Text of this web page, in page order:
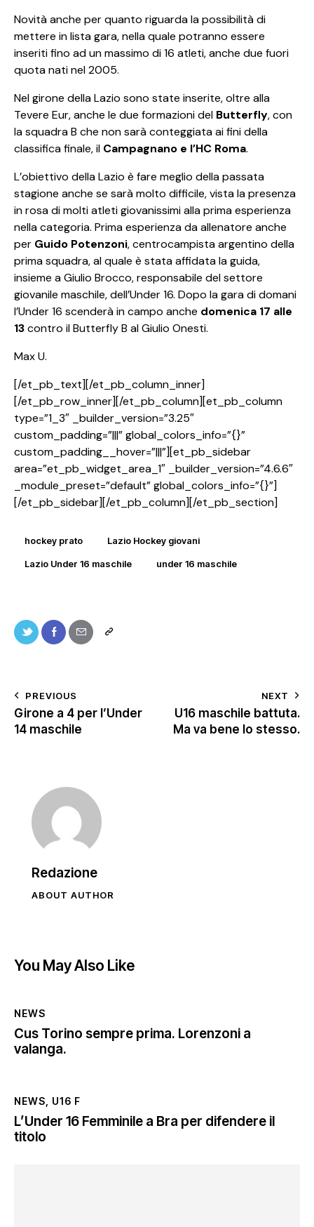
Novità anche per quanto riguarda la possibilità di
mettere in lista gara, nella quale potranno essere
inseriti fino ad un massimo di 16 atleti, anche due fuori
quota nati nel 2005.
Nel girone della Lazio sono state inserite, oltre alla
Tevere Eur, anche le due formazioni del Butterfly, con
la squadra B che non sarà conteggiata ai fini della
classifica finale, il Campagnano e l’HC Roma.
L’obiettivo della Lazio è fare meglio della passata
stagione anche se sarà molto difficile, vista la presenza
in rosa di molti atleti giovanissimi alla prima esperienza
nella categoria. Prima esperienza da allenatore anche
per Guido Potenzoni, centrocampista argentino della
prima squadra, al quale è stata affidata la guida,
insieme a Giulio Brocco, responsabile del settore
giovanile maschile, dell’Under 16. Dopo la gara di domani
l’Under 16 scenderà in campo anche domenica 17 alle
13contro il Butterfly B al Giulio Onesti.
Max U.
[/et_pb_text][/et_pb_column_inner]
[/et_pb_row_inner][/et_pb_column][et_pb_column
type=”1_3″ _builder_version=”3.25″
custom_padding=”|||” global_colors_info=”{}”
custom_padding__hover=”|||”][et_pb_sidebar
area=”et_pb_widget_area_1″ _builder_version=”4.6.6″
_module_preset=”default” global_colors_info=”{}”]
[/et_pb_sidebar][/et_pb_column][/et_pb_section]
hockey prato Lazio Hockey giovani
Lazio Under 16 maschile under 16 maschile
PREVIOUS
Girone a 4 per l’Under
14 maschile
NEXT
U16 maschile battuta.
Ma va bene lo stesso.
Redazione
ABOUT AUTHOR
You May Also Like
NEWS
Cus Torino sempre prima. Lorenzoni a
valanga.
NEWS U16 F
L’Under 16 Femminile a Bra per difendere il
titolo